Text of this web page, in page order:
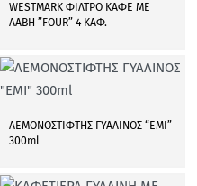
WESTMARK ΦΙΛΤΡΟ ΚΑΦΕ ΜΕ
ΛΑΒΗ ”FOUR” 4 ΚΑΦ.
ΛΕΜΟΝΟΣΤΙΦΤΗΣ ΓΥΑΛΙΝΟΣ “EMI”
300ml